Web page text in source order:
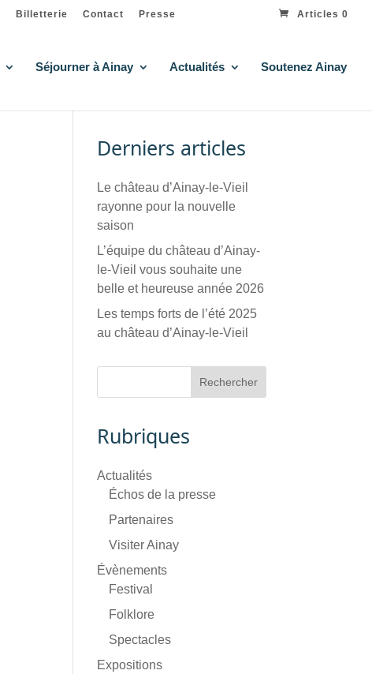
Billetterie Contact Presse Articles 0
Séjourner à Ainay Actualités Soutenez Ainay
Derniers articles
Le château d’Ainay-le-Vieil
rayonne pour la nouvelle
saison
L’équipe du château d’Ainay-
le-Vieil vous souhaite une
belle et heureuse année 2026
Les temps forts de l’été 2025
au château d’Ainay-le-Vieil
Rubriques
Actualités
Échos de la presse
Partenaires
Visiter Ainay
Évènements
Festival
Folklore
Spectacles
Expositions